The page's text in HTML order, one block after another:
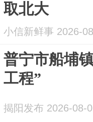
取北大
小信新鲜事 2026-
普宁市船埔
工程”
揭阳发布 2026-08-